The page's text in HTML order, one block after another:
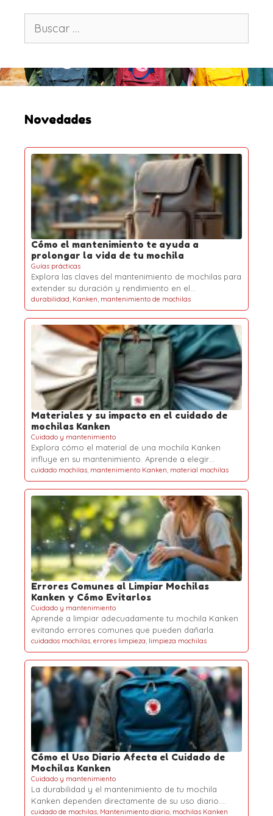
c
a
:Novedades
Cómo el mantenimiento te ayuda a
prolongar la vida de tu mochila
Guías prácticas
Explora las claves del mantenimiento de mochilas para
extender su duración y rendimiento en el…
durabilidad, Kanken, mantenimiento de mochilas
Materiales y su impacto en el cuidado de
mochilas Kanken
Cuidado y mantenimiento
Explora cómo el material de una mochila Kanken
influye en su mantenimiento. Aprende a elegir…
cuidado mochilas, mantenimiento Kanken, material mochilas
Errores Comunes al Limpiar Mochilas
Kanken y Cómo Evitarlos
Cuidado y mantenimiento
Aprende a limpiar adecuadamente tu mochila Kanken
evitando errores comunes que pueden dañarla.
cuidados mochilas, errores limpieza, limpieza mochilas
Cómo el Uso Diario Afecta el Cuidado de
Mochilas Kanken
Cuidado y mantenimiento
La durabilidad y el mantenimiento de tu mochila
Kanken dependen directamente de su uso diario.…
cuidado de mochilas, Mantenimiento diario, mochilas Kanken